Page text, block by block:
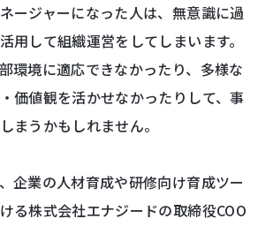
ージャーになった人は、無意識に過
用して組織運営をしてしまいます。
環境に適応できなかったり、多様な
価値観を活かせなかったりして、事
まうかもしれません。
企業の人材育成や研修向け育成ツー
る株式会社エナジードの取締役COO